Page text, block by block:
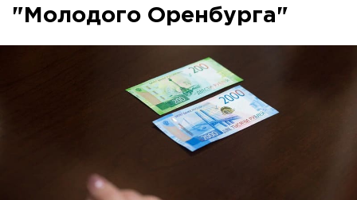
"Молодого Оренбурга"